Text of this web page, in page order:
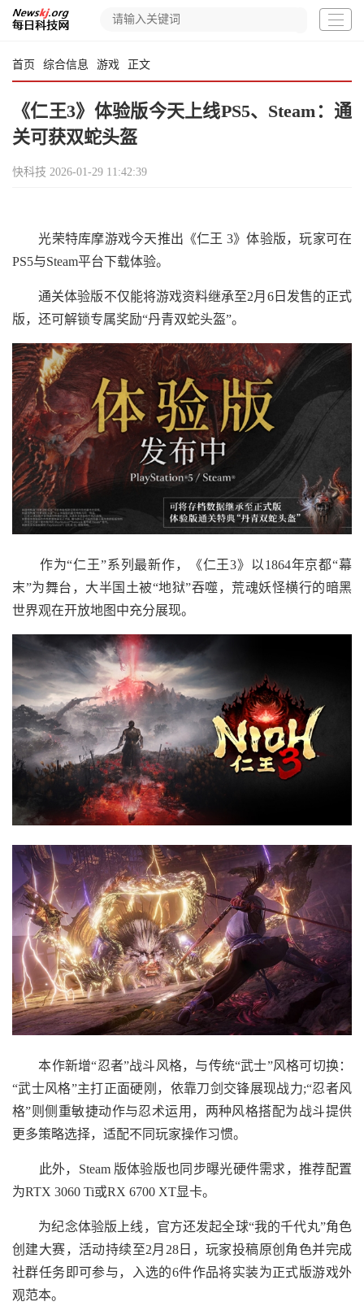
首页 综合信息 游戏 正文
《仁王3》体验版今天上线PS5、Steam：通
关可获双蛇头盔
快科技 2026-01-29 11:42:39
光荣特库摩游戏今天推出《仁王 3》体验版，玩家可在
PS5与Steam平台下载体验。
通关体验版不仅能将游戏资料继承至2月6日发售的正式
版，还可解锁专属奖励“丹青双蛇头盔”。
作为“仁王”系列最新作，《仁王3》以1864年京都“幕
末”为舞台，大半国土被“地狱”吞噬，荒魂妖怪横行的暗黑
世界观在开放地图中充分展现。
本作新增“忍者”战斗风格，与传统“武士”风格可切换：
“武士风格”主打正面硬刚，依靠刀剑交锋展现战力;“忍者风
格”则侧重敏捷动作与忍术运用，两种风格搭配为战斗提供
更多策略选择，适配不同玩家操作习惯。
此外，Steam 版体验版也同步曝光硬件需求，推荐配置
为RTX 3060 Ti或RX 6700 XT显卡。
为纪念体验版上线，官方还发起全球“我的千代丸”角色
创建大赛，活动持续至2月28日，玩家投稿原创角色并完成
社群任务即可参与，入选的6件作品将实装为正式版游戏外
观范本。